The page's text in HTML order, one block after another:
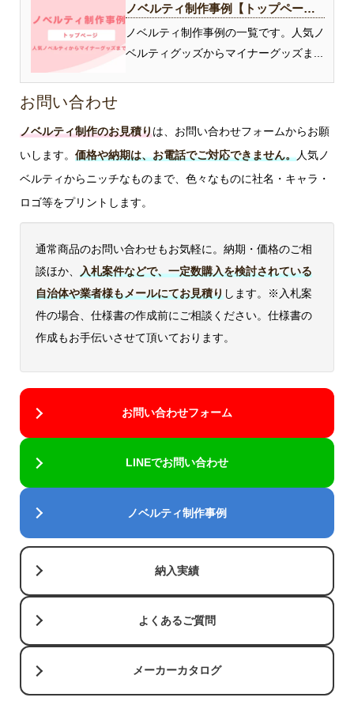
ノベルティ制作事例【トップペー
ジ】
ノベルティ制作事例の一覧です。人気ノ
ベルティグッズからマイナーグッズま...
お問い合わせ
ノベルティ制作のお見積り は、お問い合わせフォームからお願
いします。 価格や納期は、お電話でご対応できません。人気ノ
ベルティからニッチなものまで、色々なものに社名・キャラ・
ロゴ等をプリントします。
通常商品のお問い合わせもお気軽に。納期・価格のご相
談ほか、 入札案件などで、一定数購入を検討されている
自治体や業者様もメールにてお見積りします。※入札案
件の場合、仕様書の作成前にご相談ください。仕様書の
作成もお手伝いさせて頂いております。
お問い合わせフォーム
LINEでお問い合わせ
ノベルティ制作事例
納入実績
よくあるご質問
メーカーカタログ